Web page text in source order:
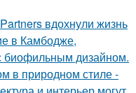
вдохнули жизнь
в Камбодже,
биофильным дизайном.
в природном стиле -